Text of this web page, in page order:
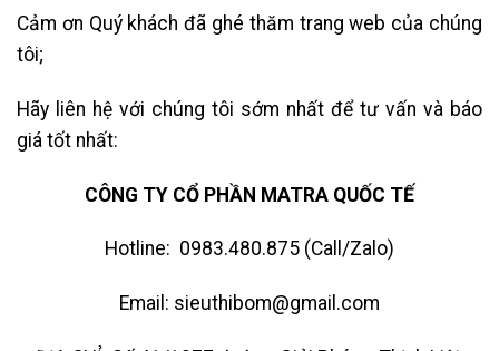
Cảm ơn Quý khách đã ghé thăm trang web của chúng
tôi;
Hãy liên hệ với chúng tôi sớm nhất để tư vấn và báo
giá tốt nhất:
CÔNG TY CỔ PHẦN MATRA QUỐC TẾ
Hotline: 0983.480.875 (Call/Zalo)
Email: sieuthibom@gmail.com